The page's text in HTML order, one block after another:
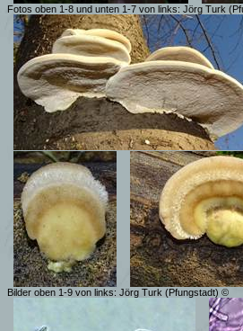
Fotos oben 1-8 und unten 1-7 von links: Jörg Turk
Bilder oben 1-9 von links: Jörg Turk (Pfungstadt) ©